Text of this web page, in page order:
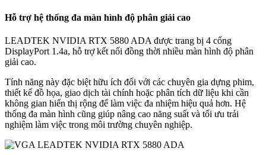
Hỗ trợ hệ thống đa màn hình độ phân giải cao
LEADTEK NVIDIA RTX 5880 ADA được trang bị 4 cổng
DisplayPort 1.4a, hỗ trợ kết nối đồng thời nhiều màn hình độ phân
giải cao.
Tính năng này đặc biệt hữu ích đối với các chuyên gia dựng phim,
thiết kế đồ họa, giao dịch tài chính hoặc phân tích dữ liệu khi cần
không gian hiển thị rộng để làm việc đa nhiệm hiệu quả hơn. Hệ
thống đa màn hình cũng giúp nâng cao năng suất và tối ưu trải
nghiệm làm việc trong môi trường chuyên nghiệp.